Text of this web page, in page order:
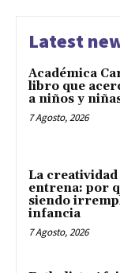
Latest
Académica
libro que
a niños y
7 Agosto, 2026
La
entrena: por
siendo
infancia
7 Agosto, 2026